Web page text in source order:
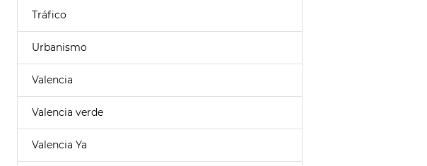
Tráfico
Urbanismo
Valencia
Valencia verde
Valencia Ya